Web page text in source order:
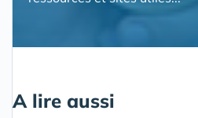
A lire aussi